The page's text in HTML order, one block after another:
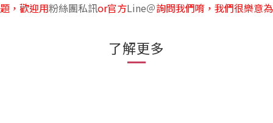
，歡迎用粉絲團私訊or官方Line＠詢問我們唷，我們很樂意為
了解更多